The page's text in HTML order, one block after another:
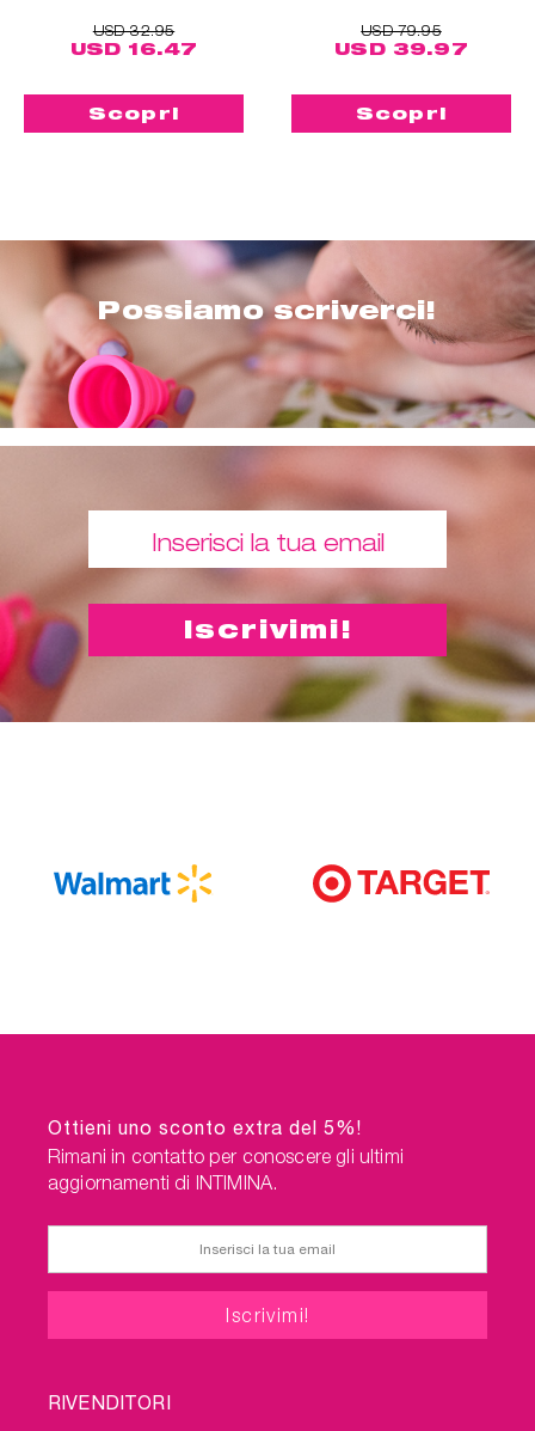
USD 32.95
USD 16.47
Scopri
USD 79.95
USD 39.97
Scopri
Possiamo scriverci!
Ottieni uno sconto extra del 5%!
Rimani in contatto per conoscere gli ultimi
aggiornamenti di INTIMINA.
FOOTER
RIVENDITORI